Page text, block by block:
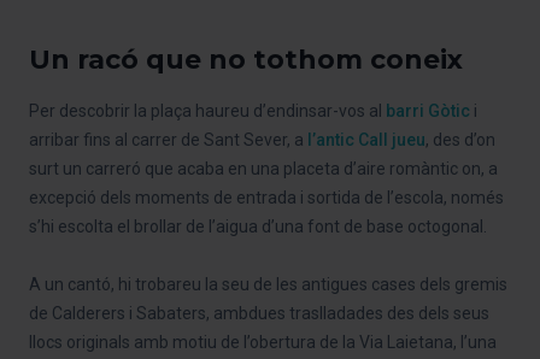
Un racó que no tothom coneix
Per descobrir la plaça haureu d’endinsar-vos al barri Gòtic i
arribar fins al carrer de Sant Sever, a l’antic Call jueu, des d’on
surt un carreró que acaba en una placeta d’aire romàntic on, a
excepció dels moments de entrada i sortida de l’escola, només
s’hi escolta el brollar de l’aigua d’una font de base octogonal.
A un cantó, hi trobareu la seu de les antigues cases dels gremis
de Calderers i Sabaters, ambdues traslladades des dels seus
llocs originals amb motiu de l’obertura de la Via Laietana, l’una